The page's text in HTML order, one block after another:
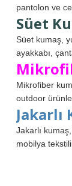
pantolon ve
Süet
Süet kumaş,
ayakkabı,
Mikrofiber
outdoor
Jakarlı
Jakarlı
mobilya